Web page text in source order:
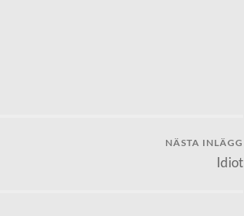
NÄSTA INLÄGG
Idiot